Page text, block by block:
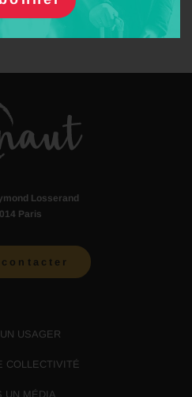
Losserand
Paris
USAGER
COLLECTIVITÉ
UN MÉDIA